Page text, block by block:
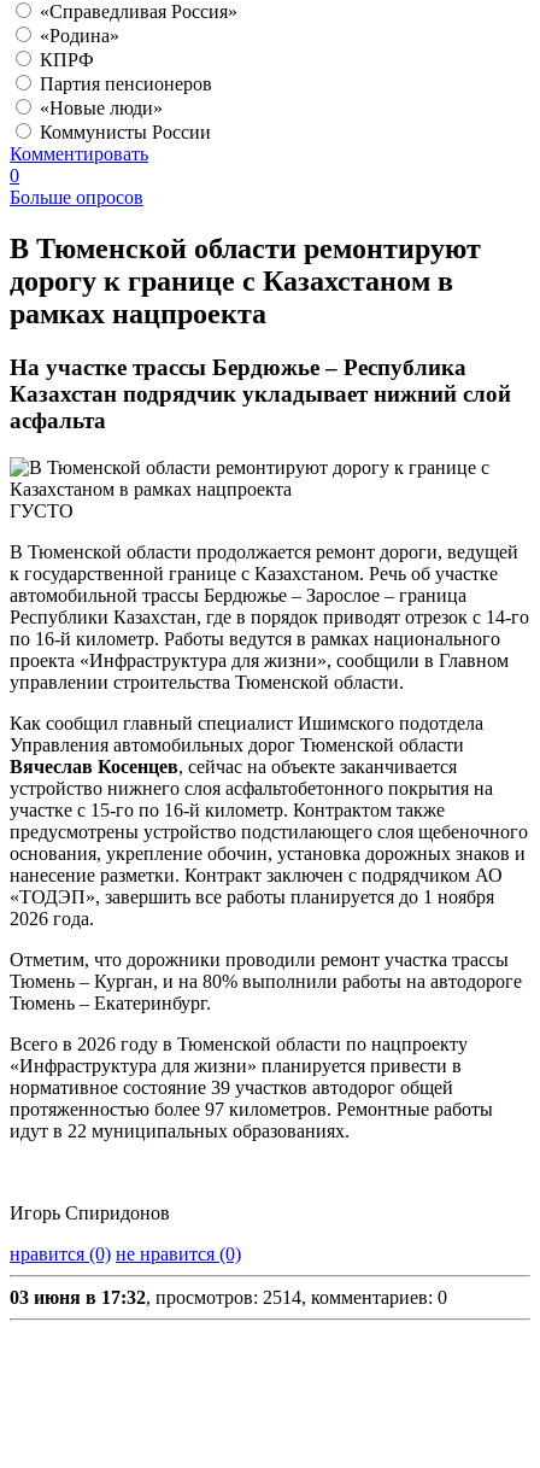
«Справедливая Россия»
«Родина»
КПРФ
Партия пенсионеров
«Новые люди»
Коммунисты России
Комментировать
0
Больше опросов
​В Тюменской области ремонтируют
дорогу к границе с Казахстаном в
рамках нацпроекта
На участке трассы Бердюжье – Республика
Казахстан подрядчик укладывает нижний слой
асфальта
ГУСТО
В Тюменской области продолжается ремонт дороги, ведущей
к государственной границе с Казахстаном. Речь об участке
автомобильной трассы Бердюжье – Зарослое – граница
Республики Казахстан, где в порядок приводят отрезок с 14-го
по 16-й километр. Работы ведутся в рамках национального
проекта «Инфраструктура для жизни», сообщили в Главном
управлении строительства Тюменской области.
Как сообщил главный специалист Ишимского подотдела
Управления автомобильных дорог Тюменской области
Вячеслав Косенцев, сейчас на объекте заканчивается
устройство нижнего слоя асфальтобетонного покрытия на
участке с 15-го по 16-й километр. Контрактом также
предусмотрены устройство подстилающего слоя щебеночного
основания, укрепление обочин, установка дорожных знаков и
нанесение разметки. Контракт заключен с подрядчиком АО
«ТОДЭП», завершить все работы планируется до 1 ноября
2026 года.
Отметим, что дорожники проводили ремонт участка трассы
Тюмень – Курган, и на 80% выполнили работы на автодороге
Тюмень – Екатеринбург.
Всего в 2026 году в Тюменской области по нацпроекту
«Инфраструктура для жизни» планируется привести в
нормативное состояние 39 участков автодорог общей
протяженностью более 97 километров. Ремонтные работы
идут в 22 муниципальных образованиях.
Игорь Спиридонов
нравится (0) не нравится (0)
03 июня в 17:32, просмотров: 2514, комментариев: 0